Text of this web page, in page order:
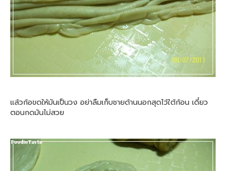
แล้วก้อขดให้มันเป็นวง อย่าลืมเก็บชายด้านนอกสุดไว้ใต้ก้อน เดี๋ยว
ตอนกดมันไม่สวย